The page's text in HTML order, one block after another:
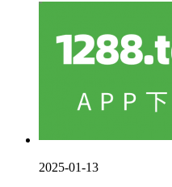
2025-01-13